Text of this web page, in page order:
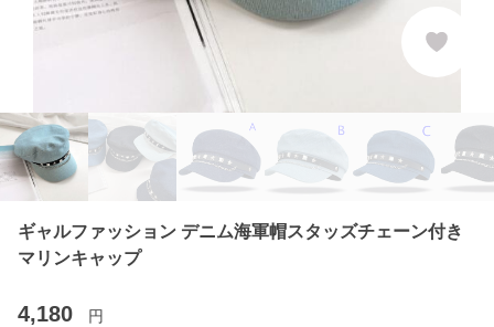
ギャルファッション デニム海軍帽スタッズチェーン付き
マリンキャップ
4,180 円